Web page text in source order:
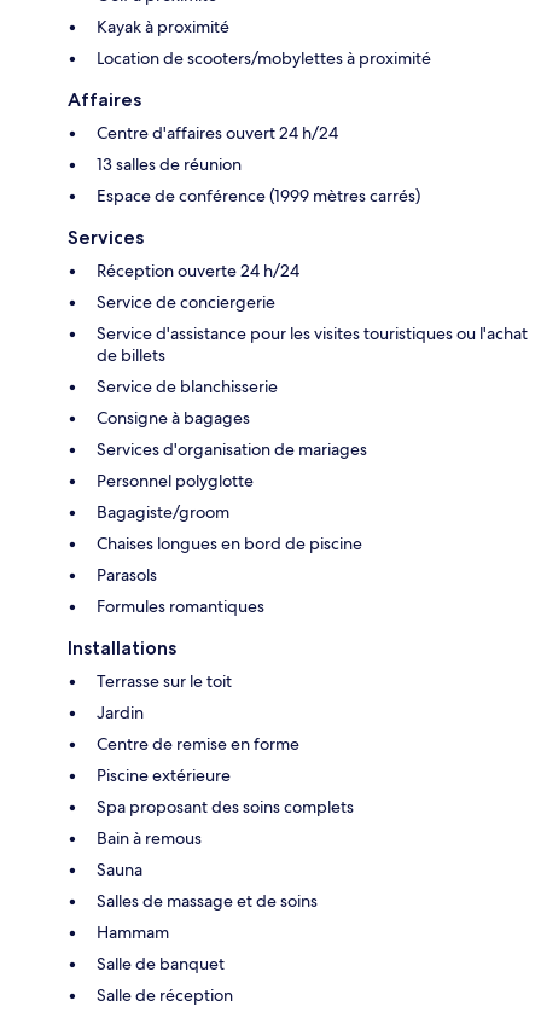
Kayak à proximité
Location de scooters/mobylettes à proximité
Affaires
Centre d'affaires ouvert 24 h/24
13 salles de réunion
Espace de conférence (1999 mètres carrés)
Services
Réception ouverte 24 h/24
Service de conciergerie
Service d'assistance pour les visites touristiques ou l'achat
de billets
Service de blanchisserie
Consigne à bagages
Services d'organisation de mariages
Personnel polyglotte
Bagagiste/groom
Chaises longues en bord de piscine
Parasols
Formules romantiques
Installations
Terrasse sur le toit
Jardin
Centre de remise en forme
Piscine extérieure
Spa proposant des soins complets
Bain à remous
Sauna
Salles de massage et de soins
Hammam
Salle de banquet
Salle de réception